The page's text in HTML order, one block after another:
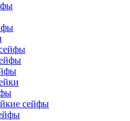
сейфы